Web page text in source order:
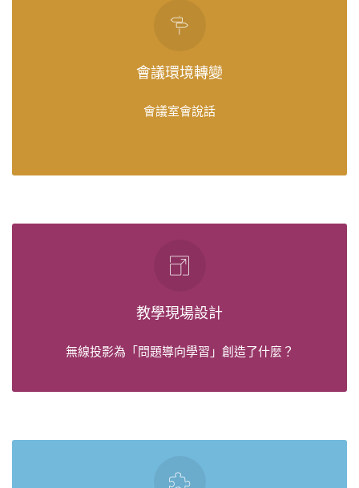
會議環境轉變
會議室會說話
會議室會說話
教學現場設計
無線投影為「問題導向學習」創造了什麼？
無線投影為「問題導向學習」創造了什麼？
Read More